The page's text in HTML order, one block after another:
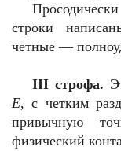
строки
четные —
III строфа.
Е, с четким
привычную
физический